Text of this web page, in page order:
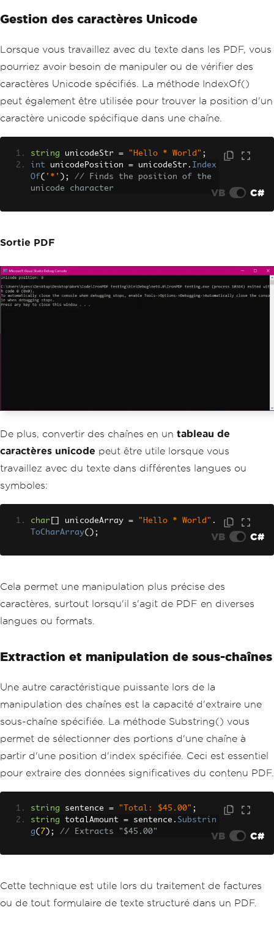
Gestion des caractères Unicode
Lorsque vous travaillez avec du texte dans les PDF, vous
pourriez avoir besoin de manipuler ou de vérifier des
caractères Unicode spécifiés. La méthode IndexOf()
peut également être utilisée pour trouver la position d'un
caractère unicode spécifique dans une chaîne.
string unicodeStr = "Hello * World" ;
int unicodePosition = unicodeStr . Index
Of( '*' );
// Finds the position of the
unicode character
VB C#
Sortie PDF
De plus, convertir des chaînes en un tableau de
caractères unicode peut être utile lorsque vous
travaillez avec du texte dans différentes langues ou
symboles:
char unicodeArray = "Hello * World" .
ToCharArray(); VB C#
Cela permet une manipulation plus précise des
caractères, surtout lorsqu'il s'agit de PDF en diverses
langues ou formats.
Extraction et manipulation de sous-chaînes
Une autre caractéristique puissante lors de la
manipulation des chaînes est la capacité d'extraire une
sous-chaîne spécifiée. La méthode Substring() vous
permet de sélectionner des portions d'une chaîne à
partir d'une position d'index spécifiée. Ceci est essentiel
pour extraire des données significatives du contenu PDF.
string sentence = "Total: $45.00" ;
string totalAmount = sentence . Substrin
g( 7 ); // Extracts "$45.00" VB C#
Cette technique est utile lors du traitement de factures
ou de tout formulaire de texte structuré dans un PDF.